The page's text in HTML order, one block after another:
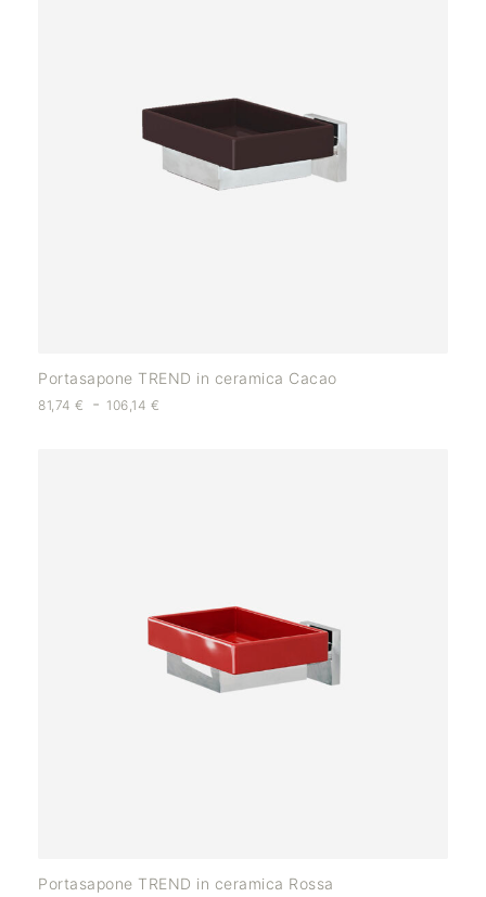
Portasapone TREND in ceramica Cacao
81,74 € - 106,14 €
Portasapone TREND in ceramica Rossa